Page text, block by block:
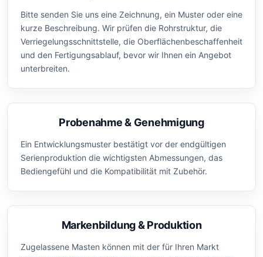
Bitte senden Sie uns eine Zeichnung, ein Muster oder eine
kurze Beschreibung. Wir prüfen die Rohrstruktur, die
Verriegelungsschnittstelle, die Oberflächenbeschaffenheit
und den Fertigungsablauf, bevor wir Ihnen ein Angebot
unterbreiten.
Probenahme & Genehmigung
Ein Entwicklungsmuster bestätigt vor der endgültigen
Serienproduktion die wichtigsten Abmessungen, das
Bediengefühl und die Kompatibilität mit Zubehör.
Markenbildung & Produktion
Zugelassene Masten können mit der für Ihren Markt